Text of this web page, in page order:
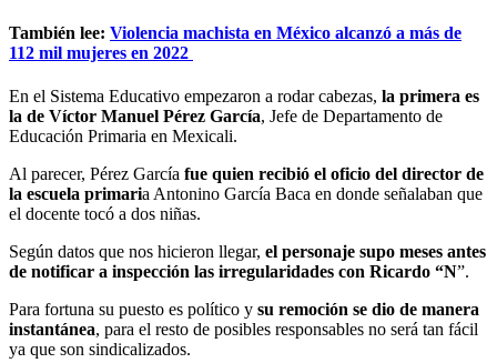
También lee: Violencia machista en México alcanzó a más de
112 mil mujeres en 2022
En el Sistema Educativo empezaron a rodar cabezas, la primera es
la de Víctor Manuel Pérez García, Jefe de Departamento de
Educación Primaria en Mexicali.
Al parecer, Pérez García fue quien recibió el oficio del director de
la escuela primaria Antonino García Baca en donde señalaban que
el docente tocó a dos niñas.
Según datos que nos hicieron llegar, el personaje supo meses antes
de notificar a inspección las irregularidades con Ricardo “N”.
Para fortuna su puesto es político y su remoción se dio de manera
instantánea, para el resto de posibles responsables no será tan fácil
ya que son sindicalizados.